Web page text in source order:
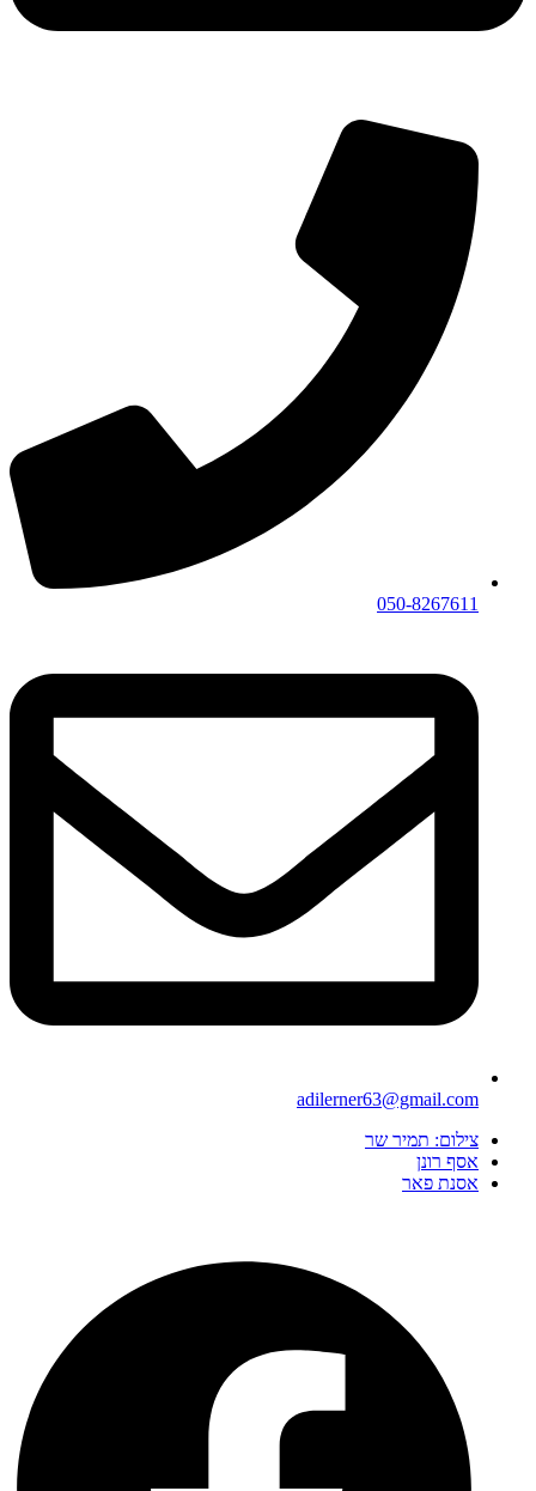
050-8267611
adilerner63@gmail.com
צילום: תמיר שר
אסף רונן
אסנת פאר